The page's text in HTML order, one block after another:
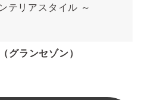
テリアスタイル ～
グランセゾン）